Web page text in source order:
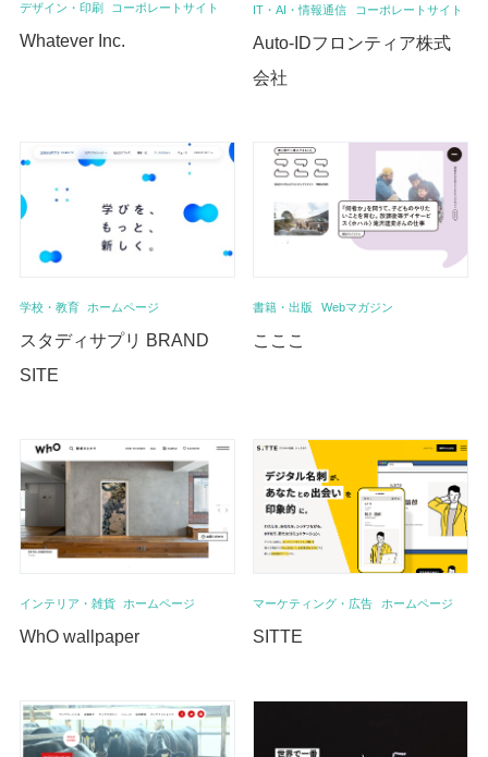
デザイン・印刷 コーポレートサイト
Whatever Inc.
IT・AI・情報通信 コーポレートサイト
Auto-IDフロンティア株式
会社
学校・教育 ホームページ
スタディサプリ BRAND
SITE
書籍・出版 Webマガジン
こここ
インテリア・雑貨 ホームページ
WhO wallpaper
マーケティング・広告 ホームページ
SITTE